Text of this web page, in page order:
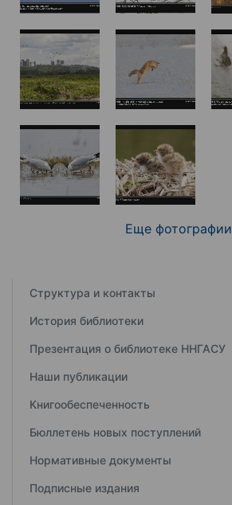
Еще фотографии
Структура и контакты
История библиотеки
Презентация о библиотеке ННГАСУ
Наши публикации
Книгообеспеченность
Бюллетень новых поступлений
Нормативные документы
Подписные издания